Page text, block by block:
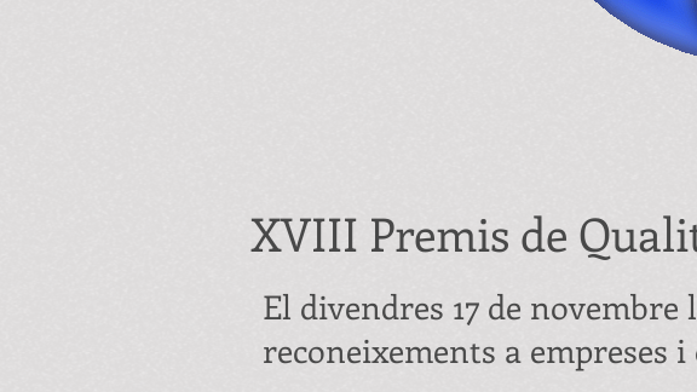
XVIII Premis de
El divendres 17 de
reconeixements a empreses